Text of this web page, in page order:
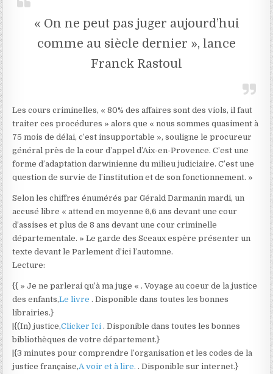
« On ne peut pas juger aujourd’hui
comme au siècle dernier », lance
Franck Rastoul
Les cours criminelles, « 80% des affaires sont des viols, il faut
traiter ces procédures » alors que « nous sommes quasiment à
75 mois de délai, c’est insupportable », souligne le procureur
général près de la cour d’appel d’Aix-en-Provence. C’est une
forme d’adaptation darwinienne du milieu judiciaire. C’est une
question de survie de l’institution et de son fonctionnement. »
Selon les chiffres énumérés par Gérald Darmanin mardi, un
accusé libre « attend en moyenne 6,6 ans devant une cour
d’assises et plus de 8 ans devant une cour criminelle
départementale. » Le garde des Sceaux espère présenter un
texte devant le Parlement d’ici l’automne.
Lecture:
{{ » Je ne parlerai qu’à ma juge « . Voyage au coeur de la justice
des enfants,Le livre . Disponible dans toutes les bonnes
librairies.}
|{(In) justice,Clicker Ici . Disponible dans toutes les bonnes
bibliothèques de votre département.}
|{3 minutes pour comprendre l’organisation et les codes de la
justice française,A voir et à lire. . Disponible sur internet.}